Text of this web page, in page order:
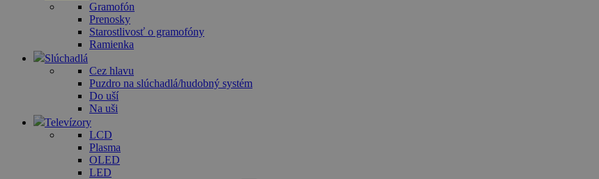
Gramofón
Prenosky
Starostlivosť o gramofóny
Ramienka
Slúchadlá
Cez hlavu
Puzdro na slúchadlá/hudobný systém
Do uší
Na uši
Televízory
LCD
Plasma
OLED
LED